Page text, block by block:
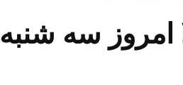
کاهش قیمت + جدول و جزئیات کامل